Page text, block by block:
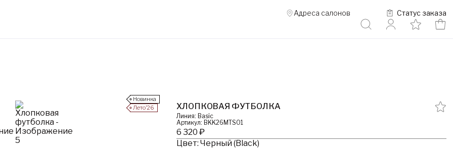
Адреса салонов Статус заказа
Новинка
Лето’26
ХЛОПКОВАЯ ФУТБОЛКА
Линия: Basic
Артикул: BKK26MTS01
6 320 ₽
Цвет: Черный (Black)